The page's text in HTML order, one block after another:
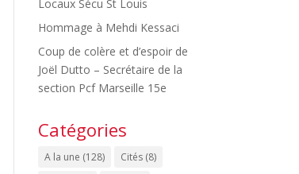
Locaux Sécu St Louis
Hommage à Mehdi Kessaci
Coup de colère et d’espoir de
Joël Dutto – Secrétaire de la
section Pcf Marseille 15e
Catégories
A la une (128) Cités (8)